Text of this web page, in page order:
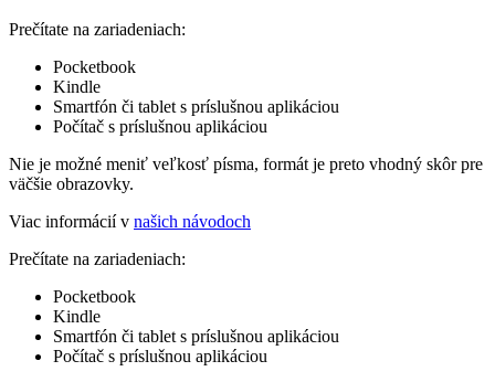
Prečítate na zariadeniach:
Pocketbook
Kindle
Smartfón či tablet s príslušnou aplikáciou
Počítač s príslušnou aplikáciou
Nie je možné meniť veľkosť písma, formát je preto vhodný skôr pre
väčšie obrazovky.
Viac informácií v našich návodoch
Prečítate na zariadeniach:
Pocketbook
Kindle
Smartfón či tablet s príslušnou aplikáciou
Počítač s príslušnou aplikáciou